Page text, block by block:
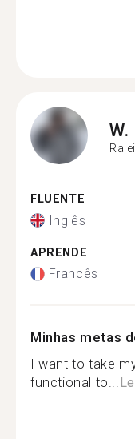
W.
FLUENTE
Inglês
APRENDE
Francês
Minhas metas
I want to take
functional to...